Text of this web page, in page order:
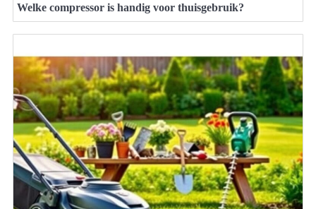
Welke compressor is handig voor thuisgebruik?